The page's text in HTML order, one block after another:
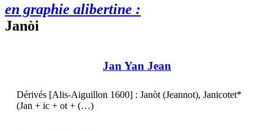
en graphie alibertine :
Janòi
Jan Yan Jean
Dérivés [Alis-Aiguillon 1600] : Janòt (Jeannot), Janicotet*
(Jan + ic + ot + (…)